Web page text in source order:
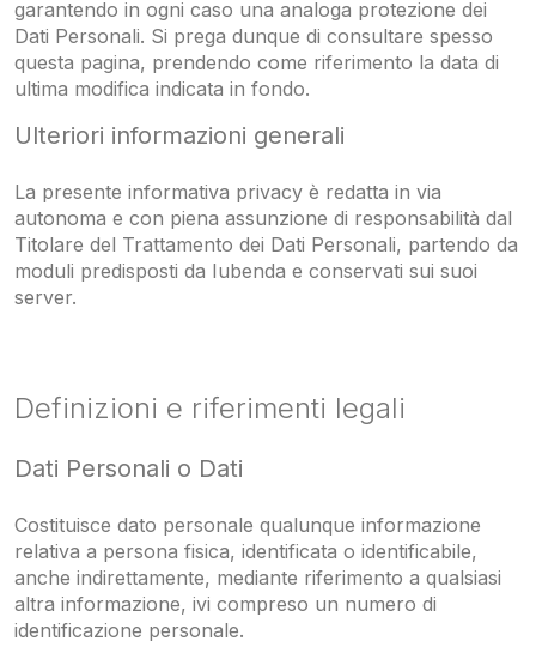
garantendo in ogni caso una analoga protezione dei
Dati Personali. Si prega dunque di consultare spesso
questa pagina, prendendo come riferimento la data di
ultima modifica indicata in fondo.
Ulteriori informazioni generali
La presente informativa privacy è redatta in via
autonoma e con piena assunzione di responsabilità dal
Titolare del Trattamento dei Dati Personali, partendo da
moduli predisposti da Iubenda e conservati sui suoi
server.
Definizioni e riferimenti legali
Dati Personali o Dati
Costituisce dato personale qualunque informazione
relativa a persona fisica, identificata o identificabile,
anche indirettamente, mediante riferimento a qualsiasi
altra informazione, ivi compreso un numero di
identificazione personale.